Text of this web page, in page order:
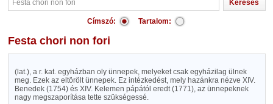
Címszó: Tartalom:
Festa chori non fori
(lat.), a r. kat. egyházban oly ünnepek, melyeket csak egyházilag ülnek
meg. Ezek az eltörölt ünnepek. Ez intézkedést, mely hazánkra nézve XIV.
Benedek (1754) és XIV. Kelemen pápától eredt (1771), az ünnepeknek
nagy megszaporítása tette szükségessé.